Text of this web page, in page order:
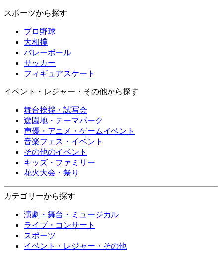
スポーツから探す
プロ野球
大相撲
バレーボール
サッカー
フィギュアスケート
イベント・レジャー・その他から探す
舞台挨拶・試写会
遊園地・テーマパーク
声優・アニメ・ゲームイベント
音楽フェス・イベント
その他のイベント
キッズ・ファミリー
花火大会・祭り
カテゴリーから探す
演劇・舞台・ミュージカル
ライブ・コンサート
スポーツ
イベント・レジャー・その他